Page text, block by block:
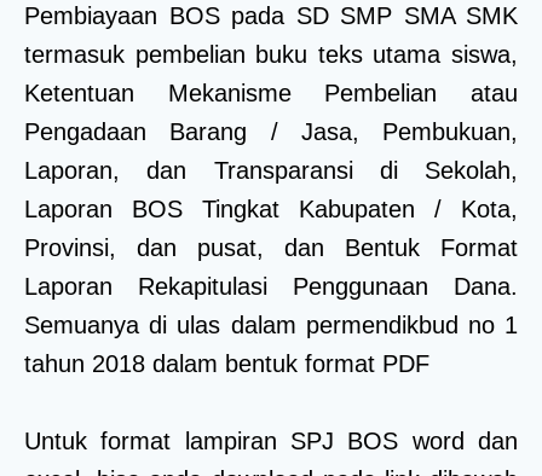
Pembiayaan BOS pada SD SMP SMA SMK
termasuk pembelian buku teks utama siswa,
Ketentuan Mekanisme Pembelian atau
Pengadaan Barang / Jasa, Pembukuan,
Laporan, dan Transparansi di Sekolah,
Laporan BOS Tingkat Kabupaten / Kota,
Provinsi, dan pusat, dan Bentuk Format
Laporan Rekapitulasi Penggunaan Dana.
Semuanya di ulas dalam permendikbud no 1
tahun 2018 dalam bentuk format PDF
Untuk format lampiran SPJ BOS word dan